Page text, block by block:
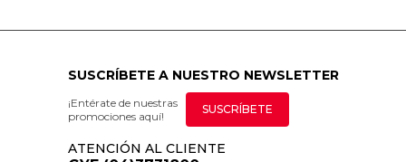
SUSCRÍBETE A NUESTRO NEWSLETTER
¡Entérate de nuestras
promociones aquí!
SUSCRÍBETE
ATENCIÓN AL CLIENTE